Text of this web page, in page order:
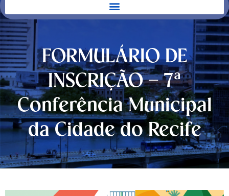
FORMULÁRIO DE
INSCRIÇÃO – 7ª
Conferência Municipal
da Cidade do Recife